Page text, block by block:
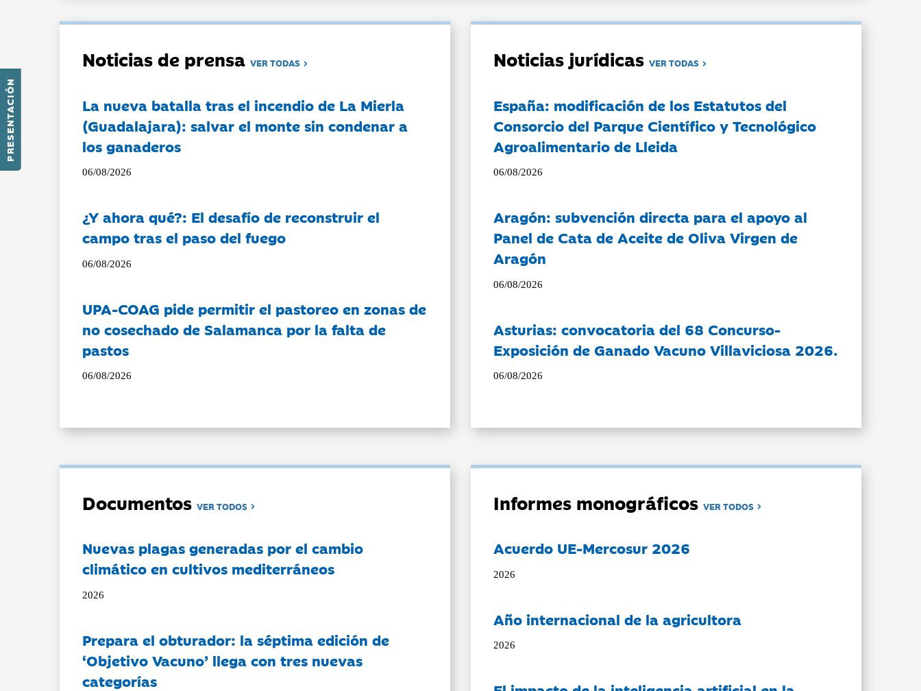
PRESENTACIÓN
Noticias de prensaVER TODAS
La nueva batalla tras el incendio de La Mierla
(Guadalajara): salvar el monte sin condenar a
los ganaderos
06/08/2026
¿Y ahora qué?: El desafío de reconstruir el
campo tras el paso del fuego
06/08/2026
UPA-COAG pide permitir el pastoreo en zonas de
no cosechado de Salamanca por la falta de
pastos
06/08/2026
Noticias jurídicasVER TODAS
España: modificación de los Estatutos del
Consorcio del Parque Científico y Tecnológico
Agroalimentario de Lleida
06/08/2026
Aragón: subvención directa para el apoyo al
Panel de Cata de Aceite de Oliva Virgen de
Aragón
06/08/2026
Asturias: convocatoria del 68 Concurso-
Exposición de Ganado Vacuno Villaviciosa 2026.
06/08/2026
DocumentosVER TODOS
Nuevas plagas generadas por el cambio
climático en cultivos mediterráneos
2026
Prepara el obturador: la séptima edición de
‘Objetivo Vacuno’ llega con tres nuevas
categorías
Informes monográficosVER TODOS
Acuerdo UE-Mercosur 2026
2026
Año internacional de la agricultora
2026